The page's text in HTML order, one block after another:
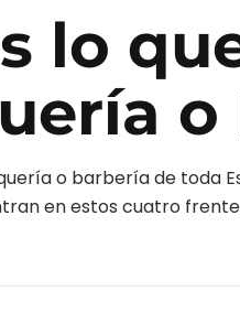
lo
o
o barberíade toda
en estos cuatro